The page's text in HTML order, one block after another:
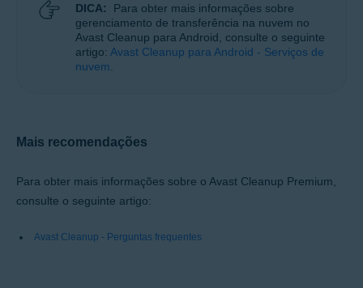
DICA:
Para obter mais informações sobre
gerenciamento de transferência na nuvem no
Avast Cleanup para Android, consulte o seguinte
artigo: Avast Cleanup para Android - Serviços de
nuvem
Mais recomendações
Para obter mais informações sobre o Avast Cleanup Premium,
consulte o seguinte artigo:
Avast Cleanup - Perguntas frequentes